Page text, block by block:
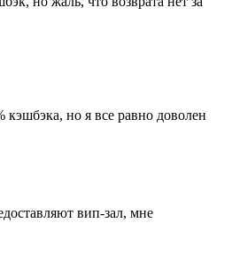
но я все равно доволен
вип-зал, мне